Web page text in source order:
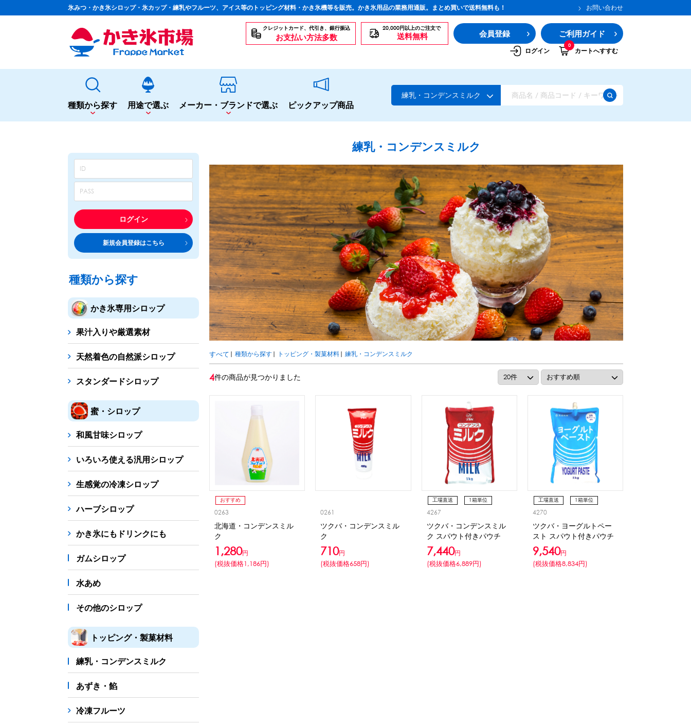
氷みつ・かき氷シロップ・氷カップ・練乳やフルーツ、アイス等のトッピング材料・かき氷機等を販売。かき氷用品の業務用通販。まとめ買いで送料無料も！ お問い合わせ
クレジットカード、代引き、銀行振込
お支払い方法多数
20,000円以上のご注文で
送料無料 会員登録 ご利用ガイド
ログイン
0
カートへすすむ
種類から探す
かき氷専用シロップ
果汁入りや厳選素材 スタンダードシロップ
蜜・シロップ
和風甘味シロップ いろいろ使える汎用シロップ 生感覚の冷凍シロップ ハーブシロップ かき氷にもドリンクにも ガムシロップ 水あめ その他のシロップ
トッピング・製菓材料
練乳・コンデンスミルク あずき・餡 冷凍フルーツ アイスクリーム 白玉もち・わらび餅 ソース・クリーム・フィリング等
ピューレ・ペースト
ブロックアイススライサー キューブアイススライサー カートリッジシェイバー 家庭用かき氷機 刃物・替刃 オプション
台湾かき氷
カップ・スプーン
紙カップ プラスチックカップ 発泡スチロールカップ ボウル型カップ フラワーカップ スプーン
フローズンドリンク材料
シロップ 冷凍フルーツ ドリンクカップ・ストロー ブレンダー・ミキサー
備品
蜜かけシャワー・レードル 冷凍ストッカー その他の機器・備品
販促
氷旗 のぼり ポスター その他のPRアイテム 台湾かき氷「Snow-kiss（スノーキッス）」
かき氷書籍
かき氷コレクション
用途で選ぶ
夏まつりや夜店に
シロップ
飲食店のサイドメニューに
シロップ トッピング テイクアウト
専門店の副材料に
シロップ トッピング 製菓材料 テイクアウト
ドリンクメニューに
ノンアルドリンク
CLOSE
メーカー・ブランドで選ぶ
CLOSE
ピックアップ商品
練乳・コンデンスミルク
ログイン
新規会員登録はこちら
種類から探す
かき氷専用シロップ
果汁入りや厳選素材
天然着色の自然派シロップ
スタンダードシロップ
蜜・シロップ
和風甘味シロップ
いろいろ使える汎用シロップ
生感覚の冷凍シロップ
ハーブシロップ
かき氷にもドリンクにも
ガムシロップ
水あめ
その他のシロップ
トッピング・製菓材料
練乳・コンデンスミルク
あずき・餡
冷凍フルーツ
練乳・コンデンスミルク
すべて | 種類から探す| トッピング・製菓材料| 練乳・コンデンスミルク
4件の商品が見つかりました
おすすめ
0263
北海道・コンデンスミル
ク
1,280円
(税抜価格1,186円)
0261
ツクバ・コンデンスミル
ク
710円
(税抜価格658円)
工場直送 1箱単位
4267
ツクバ・コンデンスミル
ク スパウト付きパウチ
7,440円
(税抜価格6,889円)
工場直送
1箱単位
おすすめ
4270
ツクバ・ヨーグルトペー
スト スパウト付きパウチ
9,540円
(税抜価格8,834円)